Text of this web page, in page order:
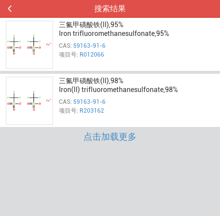
搜索结果
三氟甲磺酸铁(II),95%
Iron trifluoromethanesulfonate,95%
CAS: 59163-91-6
项目号: R012066
三氟甲磺酸铁(II),98%
Iron(II) trifluoromethanesulfonate,98%
CAS: 59163-91-6
项目号: R203162
点击加载更多